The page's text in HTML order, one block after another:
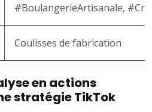
#BoulangerieArtisanale,
Coulisses de fabrication
en actions
stratégie TikTok